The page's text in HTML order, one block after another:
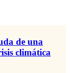
de una
climática